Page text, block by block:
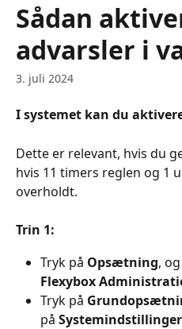
Sådan
advarsler i
3. juli 2024
I systemet kan du
Dette er relevant, hvis du
hvis 11 timers reglen og 1
overholdt.
Trin 1:
Tryk på Opsætning,
Flexybox
Tryk på
på Systemindstillinger